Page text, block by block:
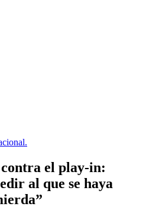
el play-in:
al que se haya